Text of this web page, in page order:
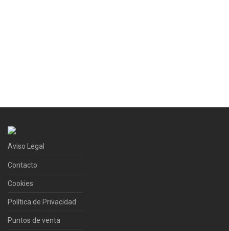
Aviso Legal
Contacto
Cookies
Política de Privacidad
Puntos de venta